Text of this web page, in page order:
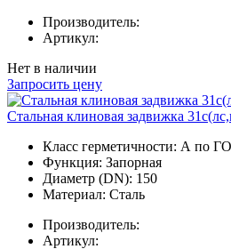
Производитель:
Артикул:
Нет в наличии
Запросить цену
Стальная клиновая задвижка
Класс герметичности: А по
Функция: Запорная
Диаметр (DN): 150
Материал: Сталь
Производитель:
Артикул: